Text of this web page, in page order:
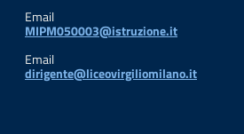
Email
MIPM050003@istruzione.it
Email
dirigente@liceovirgiliomilano.it